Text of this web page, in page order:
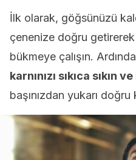
İlk olarak, göğsünüzü
çenenize doğru getirerek
bükmeye çalışın.
karnınızı sıkıca sıkın
başınızdan yukarı doğru